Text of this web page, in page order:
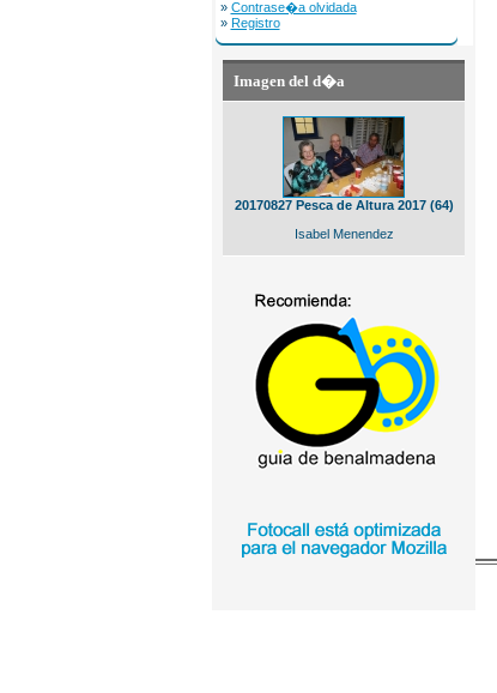
» Contrase�a olvidada
» Registro
Imagen del d�a
20170827 Pesca de Altura 2017 (64)
Isabel Menendez